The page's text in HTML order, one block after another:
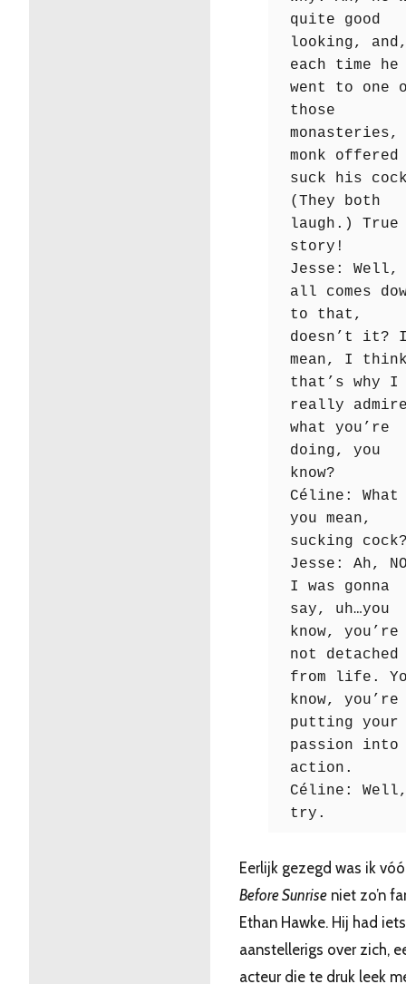
quite good
looking,
each time he
went to one
those
monasteries,
monk
suck his
(They both
laugh.) True
story!
Jesse:
all comes
to that,
doesn’t it?
mean, I
that’s why I
really
what you’re
doing, you
know?
Céline: What
you mean,
sucking
Jesse: Ah,
I was gonna
say, uh…you
know, you’re
not detached
from life.
know, you’re
putting your
passion into
action.
Céline:
try.
Eerlijk gezegd was ik
Before Sunrise niet zo’n
Ethan Hawke. Hij had iets
aanstellerigs over zich,
acteur die te druk leek